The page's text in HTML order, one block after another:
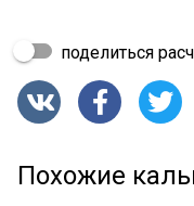
поделиться
  
Похожие